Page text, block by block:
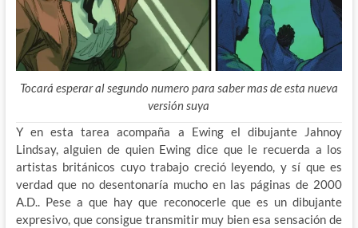
Tocará esperar al segundo numero para saber mas de esta nueva
versión suya
Y en esta tarea acompaña a Ewing el dibujante Jahnoy
Lindsay, alguien de quien Ewing dice que le recuerda a los
artistas británicos cuyo trabajo creció leyendo, y sí que es
verdad que no desentonaría mucho en las páginas de 2000
A.D.. Pese a que hay que reconocerle que es un dibujante
expresivo, que consigue transmitir muy bien esa sensación de